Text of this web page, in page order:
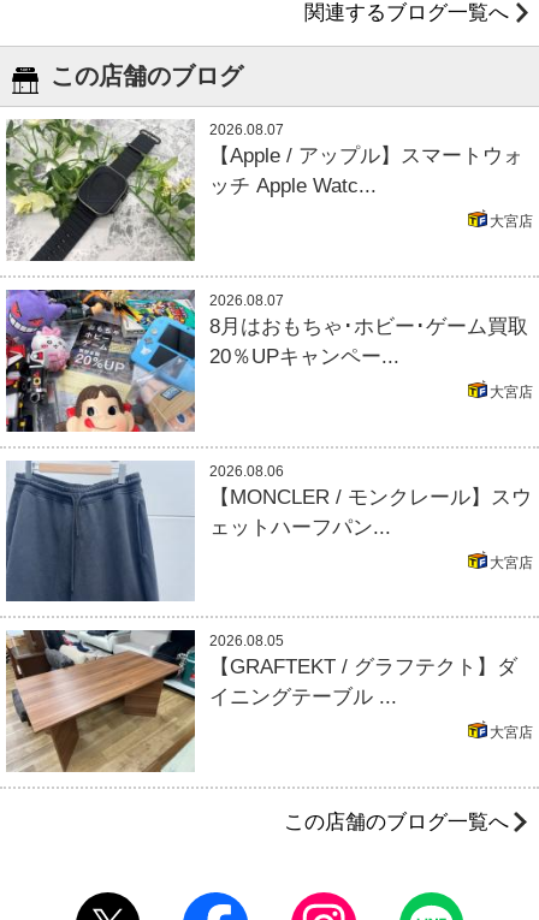
関連するブログ一覧へ
この店舗のブログ
2026.08.07
【Apple / アップル】スマートウォ
ッチ Apple Watc...
大宮店
2026.08.07
8月はおもちゃ･ホビー･ゲーム買取
20％UPキャンペー...
大宮店
2026.08.06
【MONCLER / モンクレール】スウ
ェットハーフパン...
大宮店
2026.08.05
【GRAFTEKT / グラフテクト】ダ
イニングテーブル ...
大宮店
この店舗のブログ一覧へ